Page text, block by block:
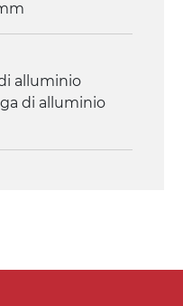
termica motore
alluminio
di alluminio